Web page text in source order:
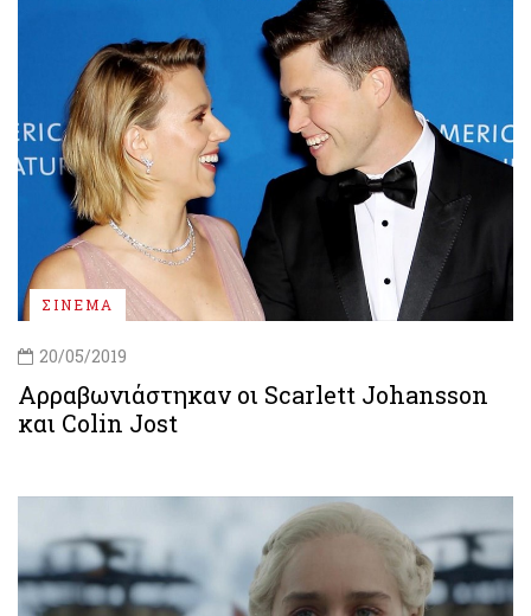
ΣΙΝΕΜΑ
20/05/2019
Αρραβωνιάστηκαν οι Scarlett Johansson
και Colin Jost